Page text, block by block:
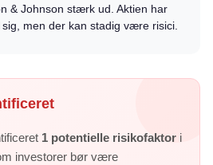
& Johnson stærk ud. Aktien har
men der kan stadig være risici.
1 potentielle risikofaktor i
investorer bør være